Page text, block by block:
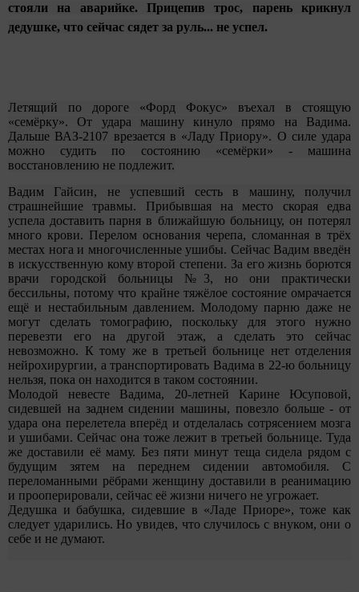
стояли на аварийке. Прицепив трос, парень крикнул
дедушке, что сейчас сядет за руль... не успел.
Летящий по дороге «Форд Фокус» въехал в стоящую
«семёрку». От удара машину кинуло прямо на Вадима.
Дальше ВАЗ-2107 врезается в «Ладу Приору». О силе удара
можно судить по состоянию «семёрки» - машина
восстановлению не подлежит.
Вадим Гайсин, не успевший сесть в машину, получил
страшнейшие травмы. Прибывшая на место скорая едва
успела доставить парня в ближайшую больницу, он потерял
много крови. Перелом основания черепа, сломанная в трёх
местах нога и многочисленные ушибы. Сейчас Вадим введён
в искусственную кому второй степени. За его жизнь борются
врачи городской больницы №3, но они практически
бессильны, потому что крайне тяжёлое состояние омрачается
ещё и нестабильным давлением. Молодому парню даже не
могут сделать томографию, поскольку для этого нужно
перевезти его на другой этаж, а сделать это сейчас
невозможно. К тому же в третьей больнице нет отделения
нейрохирургии, а транспортировать Вадима в 22-ю больницу
нельзя, пока он находится в таком состоянии.
Молодой невесте Вадима, 20-летней Карине Юсуповой,
сидевшей на заднем сидении машины, повезло больше - от
удара она перелетела вперёд и отделалась сотрясением мозга
и ушибами. Сейчас она тоже лежит в третьей больнице. Туда
же доставили её маму. Без пяти минут теща сидела рядом с
будущим зятем на переднем сидении автомобиля. С
переломанными рёбрами женщину доставили в реанимацию
и прооперировали, сейчас её жизни ничего не угрожает.
Дедушка и бабушка, сидевшие в «Ладе Приоре», тоже как
следует ударились. Но увидев, что случилось с внуком, они о
себе и не думают.